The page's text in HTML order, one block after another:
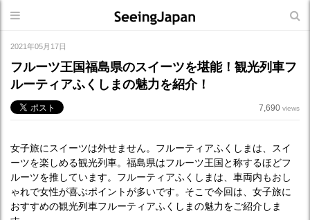
2021年05月17日
フルーツ王国福島県のスイーツを堪能！観光列車フ
ルーティアふくしまの魅力を紹介！
7,690 views
女子旅にスイーツは外せません。フルーティアふくしまは、スイ
ーツを楽しめる観光列車。福島県はフルーツ王国と称するほどフ
ルーツを推しています。フルーティアふくしまは、車両内もおし
ゃれで女性が喜ぶポイントが多いです。そこで今回は、女子旅に
おすすめの観光列車フルーティアふくしまの魅力をご紹介しま